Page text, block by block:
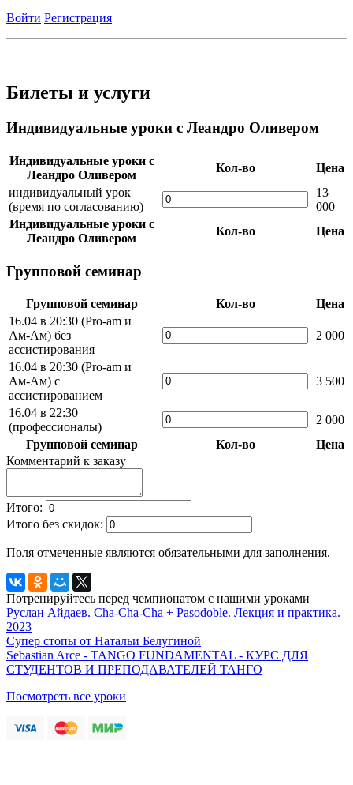
Войти Регистрация
Билеты и услуги
Индивидуальные уроки с Леандро Оливером
Индивидуальные уроки с
Леандро Оливером
Кол-во
Цена
индивидуальный урок
(время по согласованию)
13
000
Индивидуальные уроки с
Леандро Оливером
Кол-во Цена
Групповой семинар
Групповой семинар Кол-во
Цена
16.04 в 20:30 (Pro-am и
Ам-Ам) без
ассистирования
2 000
16.04 в 20:30 (Pro-am и
Ам-Ам) с
ассистированием
3 500
16.04 в 22:30
(профессионалы)
2 000
Групповой семинар
Кол-во
Цена
Комментарий к заказу
Итого:
Итого без скидок:
Поля отмеченные являются обязательными для заполнения.
Потренируйтесь перед чемпионатом с нашими уроками
Руслан Айдаев. Cha-Cha-Cha + Pasodoble. Лекция и практика.
2023
Супер стопы от Натальи Белугиной
Sebastian Arce - TANGO FUNDAMENTAL - КУРС ДЛЯ
СТУДЕНТОВ И ПРЕПОДАВАТЕЛЕЙ ТАНГО
Посмотреть все уроки